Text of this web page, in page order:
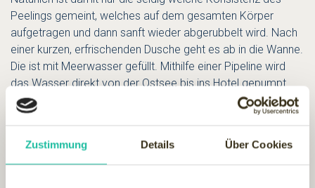
Zustimmung Details Über Cookies
Peelings gemeint, welches auf dem gesamten Körper
aufgetragen und dann sanft wieder abgerubbelt wird. Nach
einer kurzen, erfrischenden Dusche geht es ab in die Wanne.
Die ist mit Meerwasser gefüllt. Mithilfe einer Pipeline wird
das Wasser direkt von der Ostsee bis ins Hotel gepumpt
und speist nicht nur alle drei Pools des Hauses, sondern
auch die sieben Thalassowannen. So kann ich im Meer
Wasser schön warm und bekommt mit einem „Schuss“
pulverisierter Algen noch die richtige maritime Note. Das